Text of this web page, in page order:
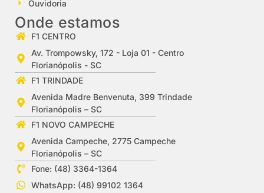
Ouvidoria
Onde estamos
F1 CENTRO
Av. Trompowsky, 172 - Loja 01 - Centro
Florianópolis - SC
F1 TRINDADE
Avenida Madre Benvenuta, 399 Trindade
Florianópolis – SC
F1 NOVO CAMPECHE
Avenida Campeche, 2775 Campeche
Florianópolis – SC
Fone: (48) 3364-1364
WhatsApp: (48) 99102 1364